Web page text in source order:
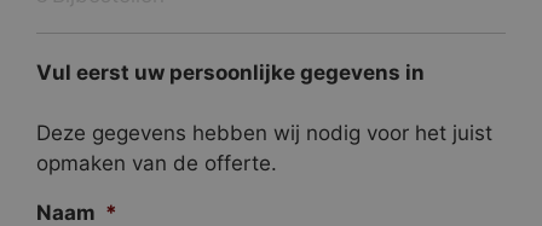
Vul eerst uw persoonlijke gegevens in
Deze gegevens hebben wij nodig voor het juist
opmaken van de offerte.
Naam *